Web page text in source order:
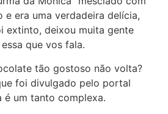
e era uma verdadeira delícia,
extinto, deixou muita gente
que vos fala.
tão gostoso não volta?
foi divulgado pelo portal
é um tanto complexa.